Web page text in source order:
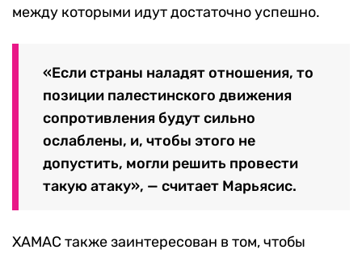
между которыми идут достаточно успешно.
«Если страны наладят отношения, то
позиции палестинского движения
сопротивления будут сильно
ослаблены, и, чтобы этого не
допустить, могли решить провести
такую атаку», — считает Марьясис.
ХАМАС также заинтересован в том, чтобы